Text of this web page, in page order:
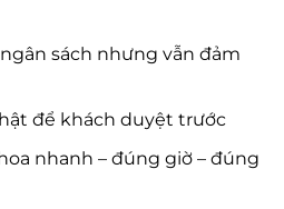
sách nhưng vẫn đảm
để khách duyệt trước
nhanh – đúng giờ – đúng